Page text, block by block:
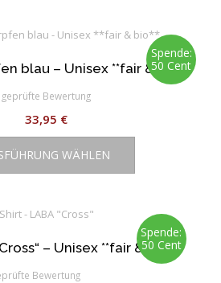
Varianten
Die
Optionen
Spende:
50 Cent
blau – Unisex **fair & bio**
geprüfte Bewertung
33,95 €
WÄHLEN
Dieses
weist
Varianten
auf.
Die
Optionen
Spende:
50 Cent
– Unisex **fair & bio**
Bewertung